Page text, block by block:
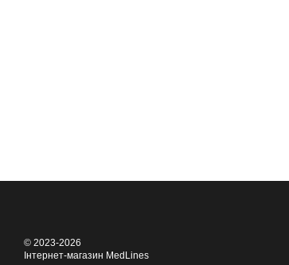
© 2023-2026
Інтернет-магазин MedLines